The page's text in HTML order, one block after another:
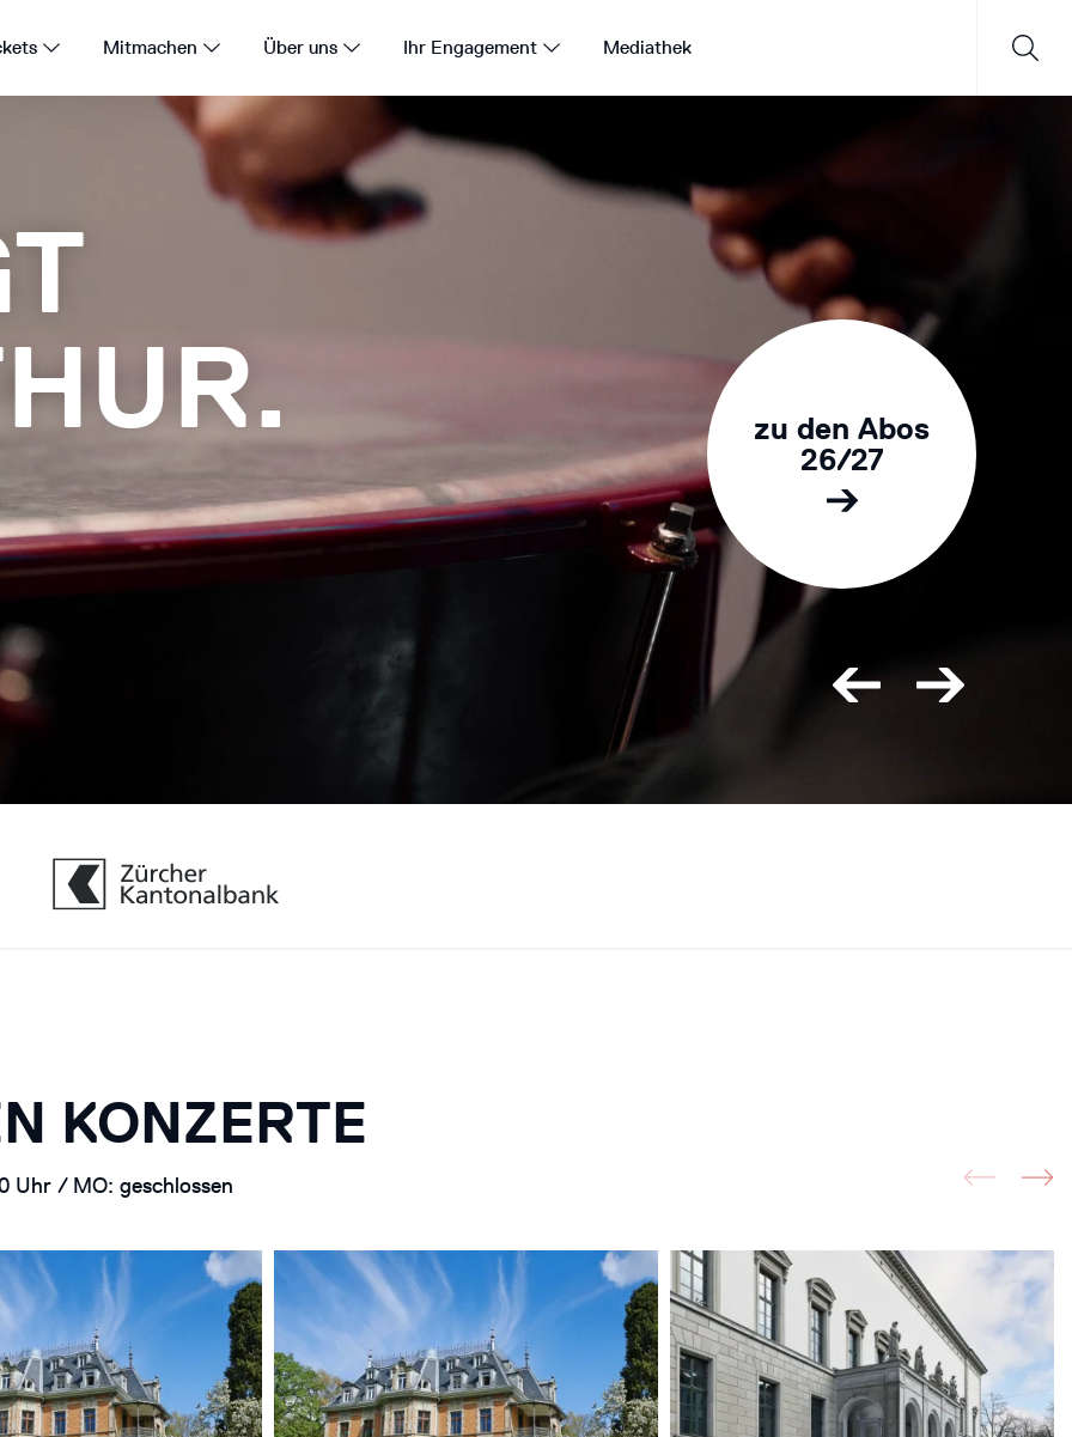
Mitmachen Über uns Ihr Engagement Mediathek
Saisonprogramm 26/27
JETZT ENTDECKEN
zu den Abos
26/27
KONZERTE
Uhr / MO: geschlossen